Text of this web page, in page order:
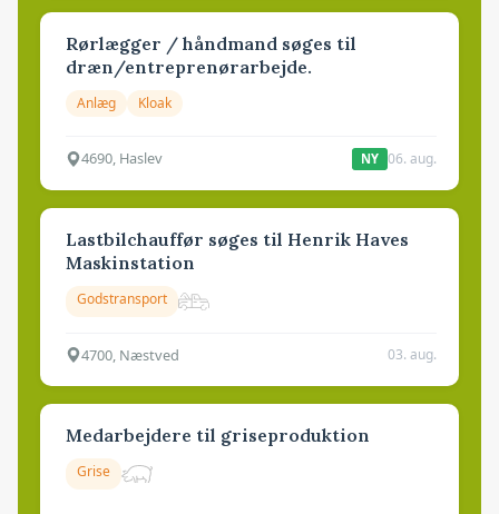
Rørlægger / håndmand søges til
dræn/entreprenørarbejde.
Anlæg Kloak
4690, Haslev NY 06. aug.
Lastbilchauffør søges til Henrik Haves
Maskinstation
Godstransport
4700, Næstved 03. aug.
Medarbejdere til griseproduktion
Grise